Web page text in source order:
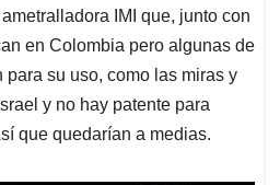
IMI que, junto con
en Colombia pero algunas de
para su uso, como las miras y
y no hay patente para
que quedarían a medias.